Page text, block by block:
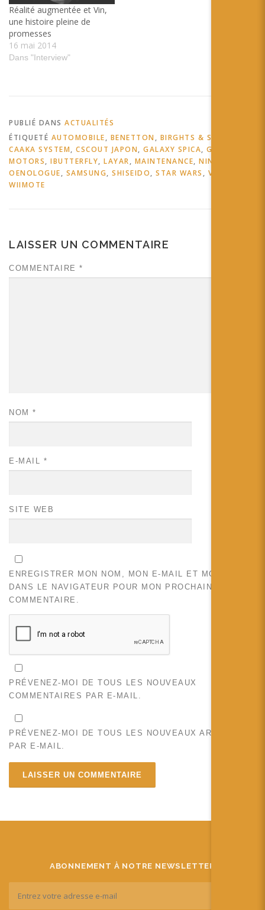
Réalité augmentée et Vin,
une histoire pleine de
promesses
16 mai 2014
Dans "Interview"
PUBLIÉ DANS ACTUALITÉS
ÉTIQUETÉ AUTOMOBILE, BENETTON , BIRGHTS & STRIPES
CAAKA SYSTEM, CSCOUT JAPON, GALAXY SPICA, GENERAL
MOTORS, IBUTTERFLY, LAYAR, MAINTENANCE, NINTENDO
OENOLOGUE, SAMSUNG, SHISEIDO, STAR WARS , VIN
WIIMOTE
LAISSER UN COMMENTAIRE
COMMENTAIRE *
NOM *
E-MAIL *
SITE WEB
ENREGISTRER MON NOM, MON E-MAIL ET MON SITE
DANS LE NAVIGATEUR POUR MON PROCHAIN
COMMENTAIRE.
PRÉVENEZ-MOI DE TOUS LES NOUVEAUX
COMMENTAIRES PAR E-MAIL.
PRÉVENEZ-MOI DE TOUS LES NOUVEAUX ARTICLES
PAR E-MAIL.
ABONNEMENT À NOTRE NEWSLETTER